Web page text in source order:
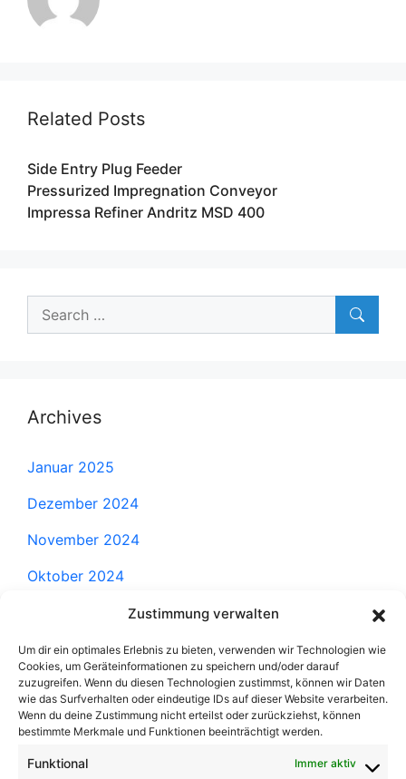
Zustimmung verwalten
Um dir ein optimales Erlebnis zu bieten, verwenden wir Technologien wie
Cookies, um Geräteinformationen zu speichern und/oder darauf
zuzugreifen. Wenn du diesen Technologien zustimmst, können wir Daten
wie das Surfverhalten oder eindeutige IDs auf dieser Website verarbeiten.
Wenn du deine Zustimmung nicht erteilst oder zurückziehst, können
bestimmte Merkmale und Funktionen beeinträchtigt werden.
Funktional Immer aktiv
Related Posts
Side Entry Plug Feeder
Pressurized Impregnation Conveyor
Impressa Refiner Andritz MSD 400
Search
Archives
Januar 2025
Dezember 2024
November 2024
Oktober 2024
September 2024
August 2024
Juli 2024
Juni 2024
Mai 2024